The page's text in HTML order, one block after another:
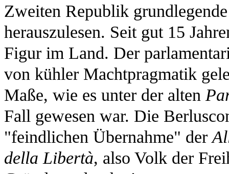
Zweiten Republik
herauszulesen. Seit gut 15
Figur im Land. Der
von kühler Machtpragmatik
Maße, wie es unter der alten
Fall gewesen war. Die
"feindlichen Übernahme" der
della Libertà, also Volk der